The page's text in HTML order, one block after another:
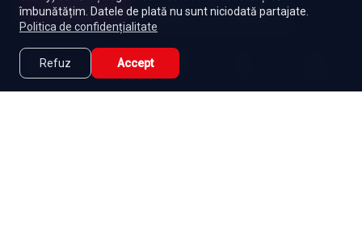
îmbunătățim. Datele de plată nu sunt niciodată partajate.
Politica de confidențialitate
Refuz Accept
Începe Episoade Lista mea
Filme